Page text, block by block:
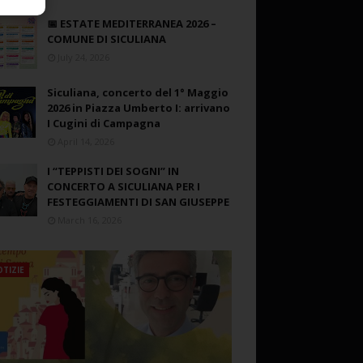
📅 ESTATE MEDITERRANEA 2026 –
COMUNE DI SICULIANA
Siculiana, concerto del 1° Maggio
2026 in Piazza Umberto I: arrivano
I Cugini di Campagna
I “TEPPISTI DEI SOGNI” IN
CONCERTO A SICULIANA PER I
FESTEGGIAMENTI DI SAN GIUSEPPE